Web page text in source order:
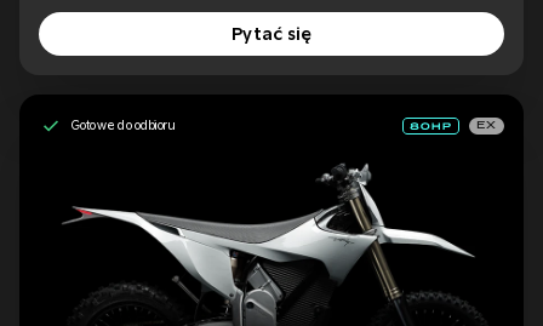
Pytać się
Gotowe do odbioru EX